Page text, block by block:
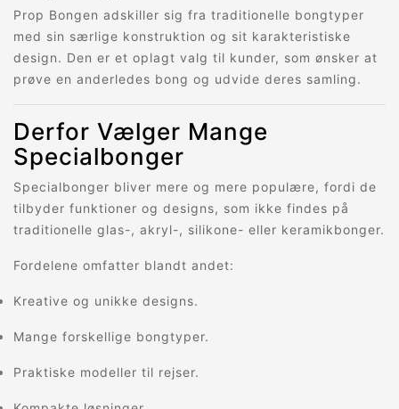
Prop Bongen adskiller sig fra traditionelle bongtyper
med sin særlige konstruktion og sit karakteristiske
design. Den er et oplagt valg til kunder, som ønsker at
prøve en anderledes bong og udvide deres samling.
Derfor Vælger Mange
Specialbonger
Specialbonger bliver mere og mere populære, fordi de
tilbyder funktioner og designs, som ikke findes på
traditionelle glas-, akryl-, silikone- eller keramikbonger.
Fordelene omfatter blandt andet:
Kreative og unikke designs.
Mange forskellige bongtyper.
Praktiske modeller til rejser.